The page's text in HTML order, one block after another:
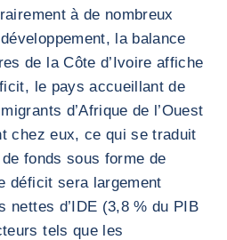
à de nombreux
la balance
de la Côte d’Ivoire affiche
le pays accueillant de
d’Afrique de l’Ouest
chez eux, ce qui se traduit
fonds sous forme de
déficit sera largement
nettes d’IDE (3,8 % du PIB
tels que les